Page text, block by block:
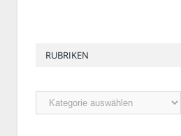
RUBRIKEN
Rubriken